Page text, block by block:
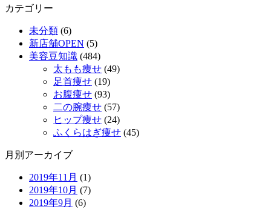
カテゴリー
未分類 (6)
新店舗OPEN (5)
美容豆知識 (484)
太もも痩せ (49)
足首痩せ (19)
お腹痩せ (93)
二の腕痩せ (57)
ヒップ痩せ (24)
ふくらはぎ痩せ (45)
月別アーカイブ
2019年11月 (1)
2019年10月 (7)
2019年9月 (6)